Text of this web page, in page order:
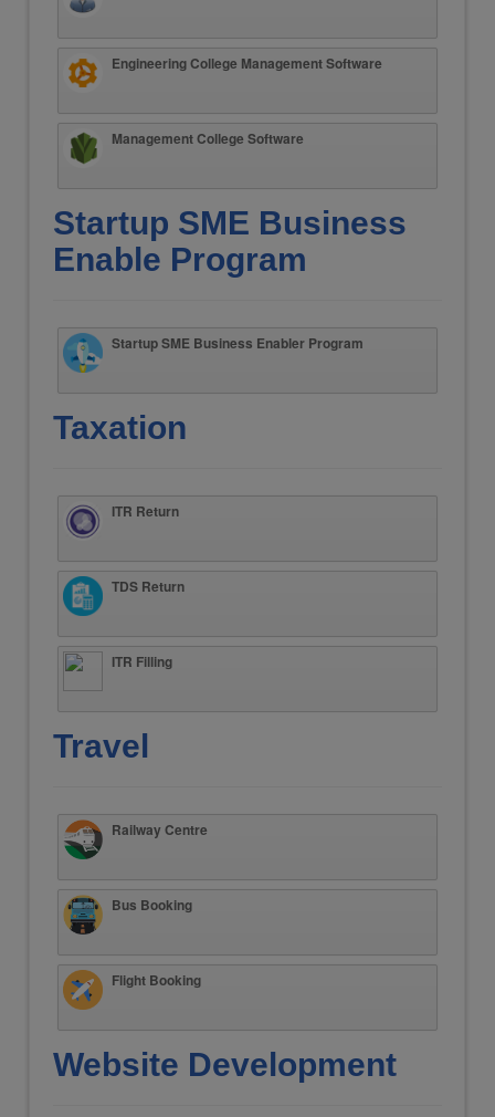
Engineering College Management Software
Management College Software
Startup SME Business
Enable Program
Startup SME Business Enabler Program
Taxation
ITR Return
TDS Return
ITR Filling
Travel
Railway Centre
Bus Booking
Flight Booking
Website Development